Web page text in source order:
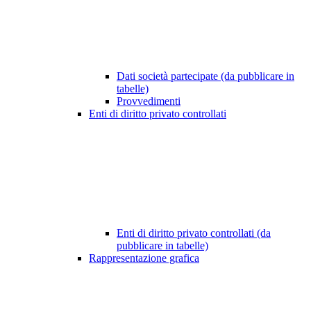
Dati società partecipate (da pubblicare in
tabelle)
Provvedimenti
Enti di diritto privato controllati
Enti di diritto privato controllati (da
pubblicare in tabelle)
Rappresentazione grafica